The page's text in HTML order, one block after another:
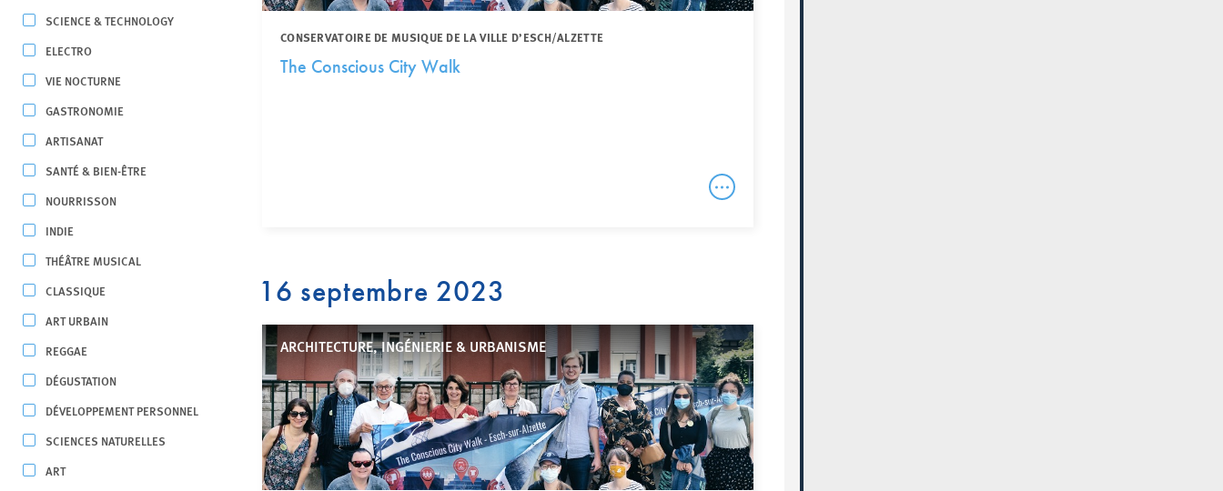
SCIENCE & TECHNOLOGY
ELECTRO
VIE NOCTURNE
GASTRONOMIE
ARTISANAT
SANTÉ & BIEN-ÊTRE
NOURRISSON
INDIE
THÉÂTRE MUSICAL
CLASSIQUE
ART URBAIN
REGGAE
DÉGUSTATION
DÉVELOPPEMENT PERSONNEL
SCIENCES NATURELLES
ART
CONSERVATOIRE DE MUSIQUE DE LA VILLE D’ESCH/ALZETTE
The Conscious City Walk
16 septembre 2023
ARCHITECTURE, INGÉNIERIE & URBANISME